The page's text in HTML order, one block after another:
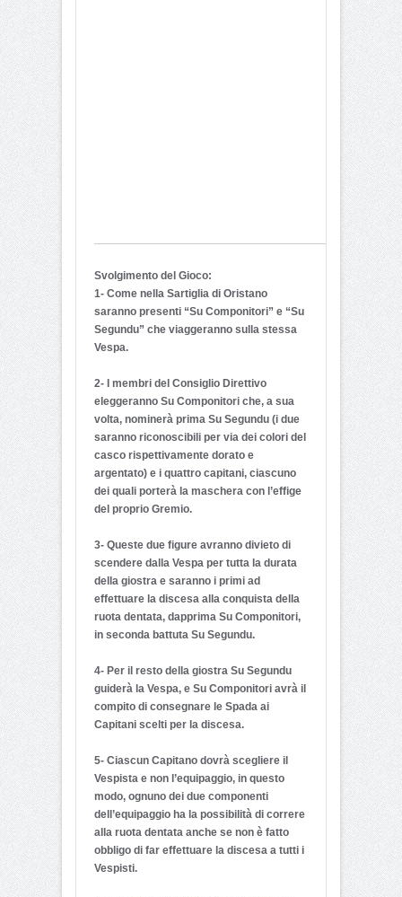
Svolgimento del Gioco:
1- Come nella Sartiglia di Oristano
saranno presenti “Su Componitori” e “Su
Segundu” che viaggeranno sulla stessa
Vespa.
2- I membri del Consiglio Direttivo
eleggeranno Su Componitori che, a sua
volta, nominerà prima Su Segundu (i due
saranno riconoscibili per via dei colori del
casco rispettivamente dorato e
argentato) e i quattro capitani, ciascuno
dei quali porterà la maschera con l’effige
del proprio Gremio.
3- Queste due figure avranno divieto di
scendere dalla Vespa per tutta la durata
della giostra e saranno i primi ad
effettuare la discesa alla conquista della
ruota dentata, dapprima Su Componitori,
in seconda battuta Su Segundu.
4- Per il resto della giostra Su Segundu
guiderà la Vespa, e Su Componitori avrà il
compito di consegnare le Spada ai
Capitani scelti per la discesa.
5- Ciascun Capitano dovrà scegliere il
Vespista e non l’equipaggio, in questo
modo, ognuno dei due componenti
dell’equipaggio ha la possibilità di correre
alla ruota dentata anche se non è fatto
obbligo di far effettuare la discesa a tutti i
Vespisti.